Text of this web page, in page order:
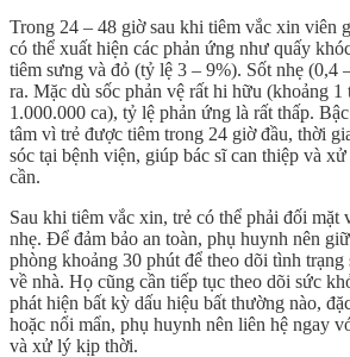
Trong 24 – 48 giờ sau khi tiêm vắc xin viên
có thể xuất hiện các phản ứng như quấy
tiêm sưng và đỏ (tỷ lệ 3 – 9%). Sốt nhẹ (0,4
ra. Mặc dù sốc phản vệ rất hi hữu (khoảng 1
1.000.000 ca), tỷ lệ phản ứng là rất thấp.
tâm vì trẻ được tiêm trong 24 giờ đầu, thời
sóc tại bệnh viện, giúp bác sĩ can thiệp và
cần.
Sau khi tiêm vắc xin, trẻ có thể phải đối mặt
nhẹ. Để đảm bảo an toàn, phụ huynh nên
phòng khoảng 30 phút để theo dõi tình
về nhà. Họ cũng cần tiếp tục theo dõi sức
phát hiện bất kỳ dấu hiệu bất thường nào,
hoặc nổi mẩn, phụ huynh nên liên hệ ngay
và xử lý kịp thời.